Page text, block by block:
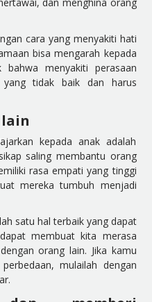
cara yang menyakiti hati
bisa mengarah kepada
menyakiti perasaan
tidak baik dan harus
kepada anak adalah
saling membantu orang
rasa empati yang tinggi
mereka tumbuh menjadi
satu hal terbaik yang dapat
membuat kita merasa
orang lain. Jika kamu
mulailah dengan